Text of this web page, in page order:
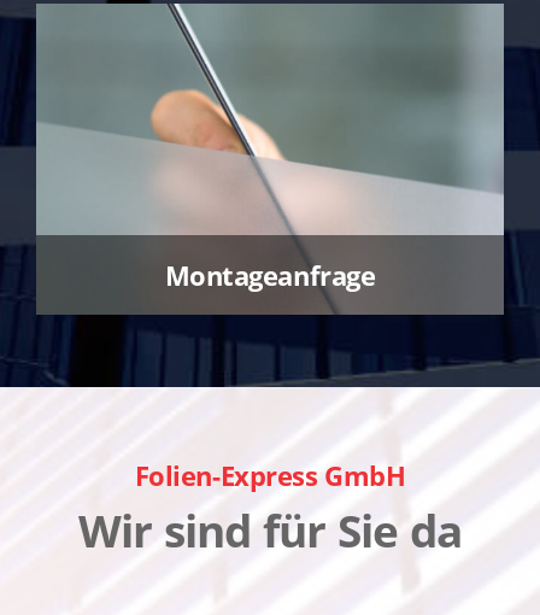
Montageanfrage
Folien-Express GmbH
Wir sind für Sie da